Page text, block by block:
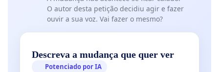
O autor desta petição decidiu agir e fazer
ouvir a sua voz. Vai fazer o mesmo?
Descreva a mudança que quer ver
Potenciado por IA